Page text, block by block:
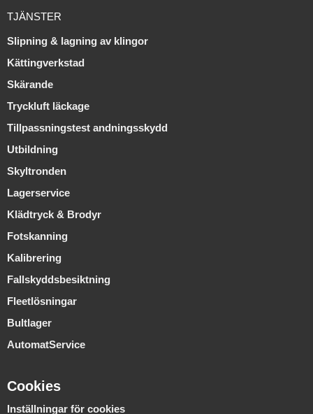
TJÄNSTER
Slipning & lagning av klingor
Kättingverkstad
Skärande
Tryckluft läckage
Tillpassningstest andningsskydd
Utbildning
Skyltronden
Lagerservice
Klädtryck & Brodyr
Fotskanning
Kalibrering
Fallskyddsbesiktning
Fleetlösningar
Bultlager
AutomatService
Cookies
Inställningar för cookies